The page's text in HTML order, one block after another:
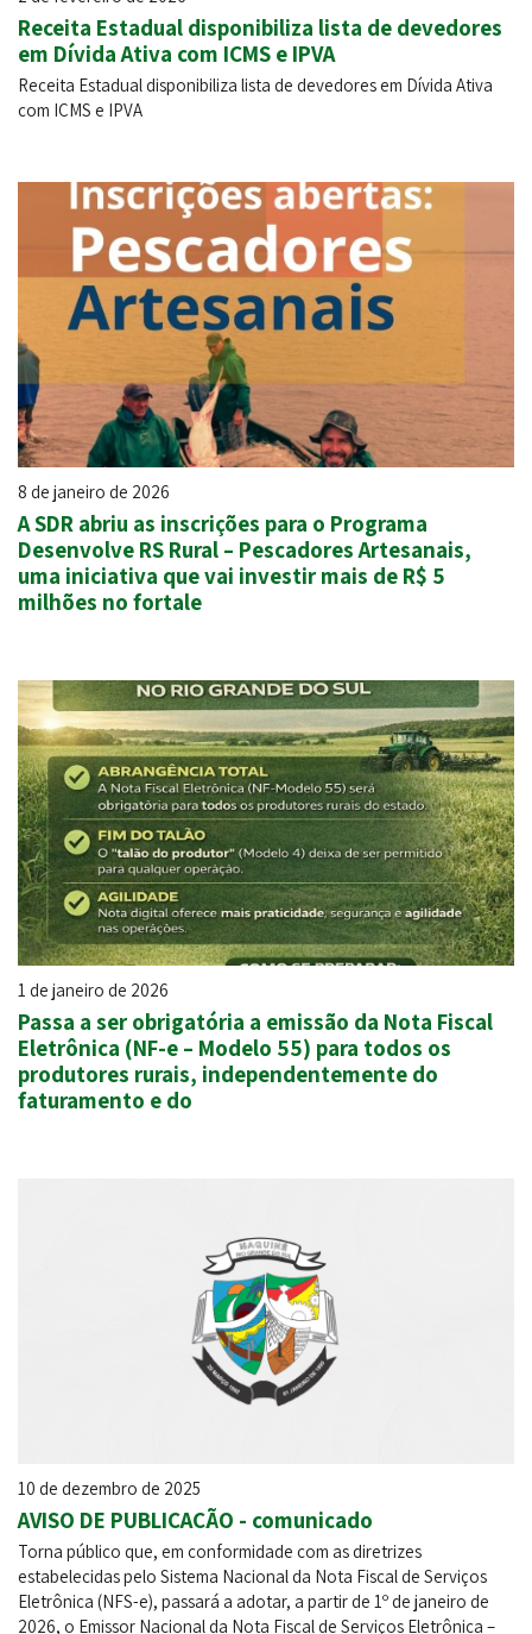
Receita Estadual disponibiliza lista de devedores
em Dívida Ativa com ICMS e IPVA
Receita Estadual disponibiliza lista de devedores em Dívida Ativa
com ICMS e IPVA
8 de janeiro de 2026
A SDR abriu as inscrições para o Programa
Desenvolve RS Rural – Pescadores Artesanais,
uma iniciativa que vai investir mais de R$ 5
milhões no fortale
1 de janeiro de 2026
Passa a ser obrigatória a emissão da Nota Fiscal
Eletrônica (NF-e – Modelo 55) para todos os
produtores rurais, independentemente do
faturamento e do
10 de dezembro de 2025
AVISO DE PUBLICAÇÃO - comunicado
Torna público que, em conformidade com as diretrizes
estabelecidas pelo Sistema Nacional da Nota Fiscal de Serviços
Eletrônica (NFS-e), passará a adotar, a partir de 1º de janeiro de
2026, o Emissor Nacional da Nota Fiscal de Serviços Eletrônica –